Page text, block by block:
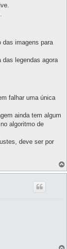
das imagens para
legendas agora
falhar uma única
ainda tem algum
algoritmo de
deve ser por